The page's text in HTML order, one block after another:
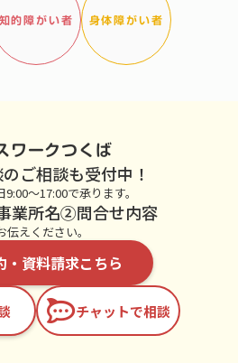
知的障がい者 身体障がい者
ワークつくば
ご相談も受付中！
伝えください。
業所名②問合せ内容
～17:00で承ります。
・資料請求こちら
チャットで相談